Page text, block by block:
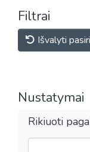
Filtrai
Išvalyti
Nustatymai
Rikiuoti